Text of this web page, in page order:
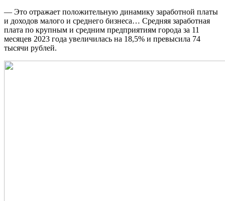
— Это отражает положительную динамику заработной платы
и доходов малого и среднего бизнеса… Средняя заработная
плата по крупным и средним предприятиям города за 11
месяцев 2023 года увеличилась на 18,5% и превысила 74
тысячи рублей.